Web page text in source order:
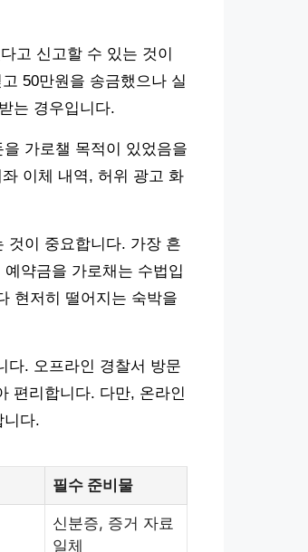
고 신고할 수 있는 것이
50만원을 송금했으나 실
는 경우입니다.
가로챌 목적이 있었음을
이체 내역, 허위 광고 화
것이 중요합니다. 가장 흔
약금을 가로채는 수법입
현저히 떨어지는 숙박을
다. 오프라인 경찰서 방문
편리합니다. 다만, 온라인
니다.
필수 준비물
신분증, 증거 자료
일체